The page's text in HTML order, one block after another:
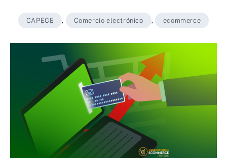
CAPECE , Comercio electrónico , ecommerce